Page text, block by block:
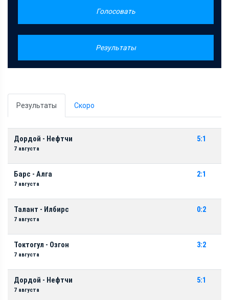
Голосовать
Результаты
Результаты Скоро
Дордой - Нефтчи
7 августа
5:1
Барс - Алга
7 августа
2:1
Талант - Илбирс
7 августа
0:2
Токтогул - Озгон
7 августа
3:2
Дордой - Нефтчи
7 августа
5:1